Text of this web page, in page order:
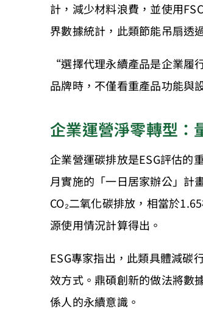
計，減少材料浪費，並使用
界數據統計，此類節能吊扇透
“選擇代理永續產品是企業
品牌時，不僅看重產品功能與
企業運營淨零轉型：
企業營運碳排放是ESG評估的
月實施的「一日居家辦公」計
CO₂二氧化碳排放，相當於
源使用情況計算得出。
ESG專家指出，此類具體減碳
效方式。鼎碩創新的做法將數
係人的永續意識。